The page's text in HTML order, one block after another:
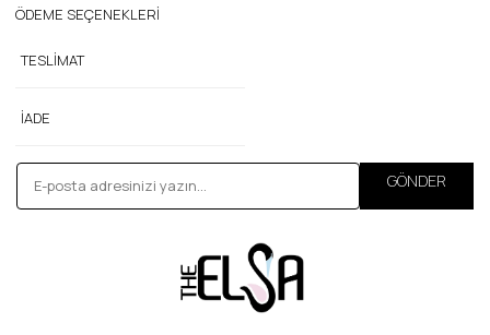
ÖDEME SEÇENEKLERI
TESLIMAT
İADE
GÖNDER